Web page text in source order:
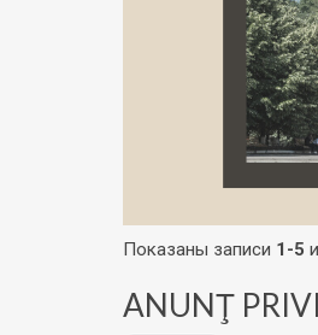
Показаны записи 1-5
ANUNŢ